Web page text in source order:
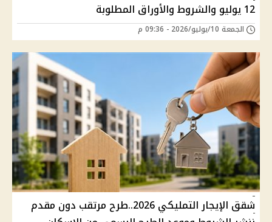
12 يوليو والشروط والأوراق المطلوبة
الجمعة 10/يوليو/2026 - 09:36 م
شقق الإيجار التمليكي 2026..طرح مرتقب دون مقدم